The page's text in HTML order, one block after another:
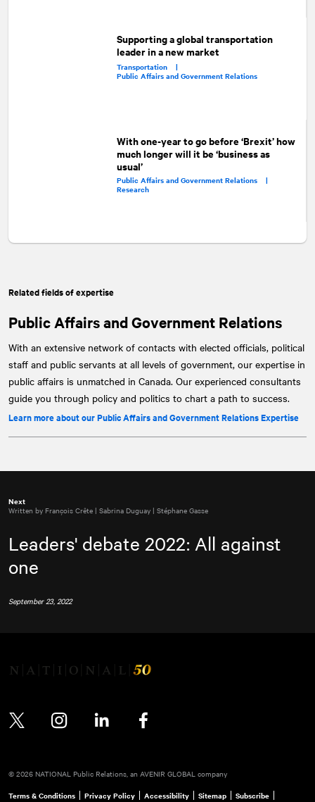
Supporting a global transportation
leader in a new market
Transportation |
Public Affairs and Government Relations
With one-year to go before ‘Brexit’ how
much longer will it be ‘business as
usual’
Public Affairs and Government Relations |
Research
Related fields of expertise
Public Affairs and Government Relations
With an extensive network of contacts with elected officials, political
staff and public servants at all levels of government, our expertise in
public affairs is unmatched in Canada. Our experienced consultants
guide you through policy and politics to chart a path to success.
Learn more about our Public Affairs and Government Relations Expertise
Next
Written by François Crête | Sabrina Duguay | Stéphane Gasse
Leaders' debate 2022: All against
one
September 23, 2022
© 2026 NATIONAL Public Relations, an AVENIR GLOBAL company
Terms & Conditions Privacy Policy Accessibility Sitemap Subscribe